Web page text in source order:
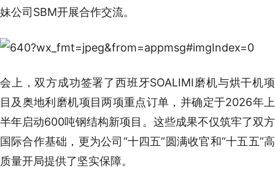
妹公司SBM开展合作交流。
会上，双方成功签署了西班牙SOALIMI磨机与烘干机项
目及奥地利磨机项目两项重点订单，并确定于2026年上
半年启动600吨钢结构新项目。这些成果不仅筑牢了双方
国际合作基础，更为公司“十四五”圆满收官和“十五五”高
质量开局提供了坚实保障。